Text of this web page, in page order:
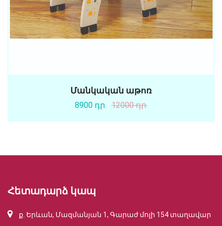
Մանկական աթոռ
8900 դր. 12000 դր.
Հետադարձ կապ
ք. Երևան, Մազմանյան 1, Գարաժ մոլի 154 տաղավար